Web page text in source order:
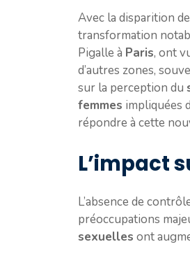
Avec la disparition
transformation
Pigalle à Paris, ont
d’autres zones,
sur la perception du
femmes impliquées
répondre à cette
L’impact
L’absence de
préoccupations
sexuelles ont